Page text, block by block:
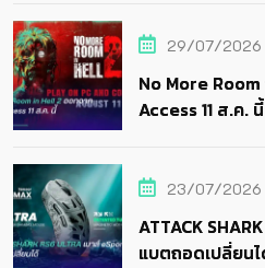
29/07/2026
No More
Access 11 ส.ค. นี้
23/07/2026
ATTACK
แบตถอดเปลี่ยน